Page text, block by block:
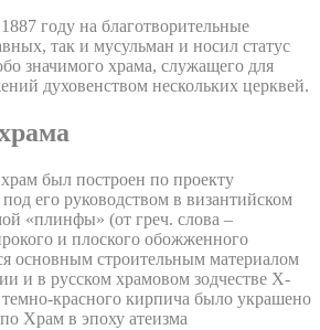
году на благотворительные
так и мусульман и носил статус
значимого храма, служащего для
духовенством нескольких церквей.
был построен по проекту
его руководством в византийском
«плинфы» (от греч. слова –
и плоского обожженного
основным строительным материалом
и в русском храмовом зодчестве X-
красного кирпича было украшено
Храм в эпоху атеизма